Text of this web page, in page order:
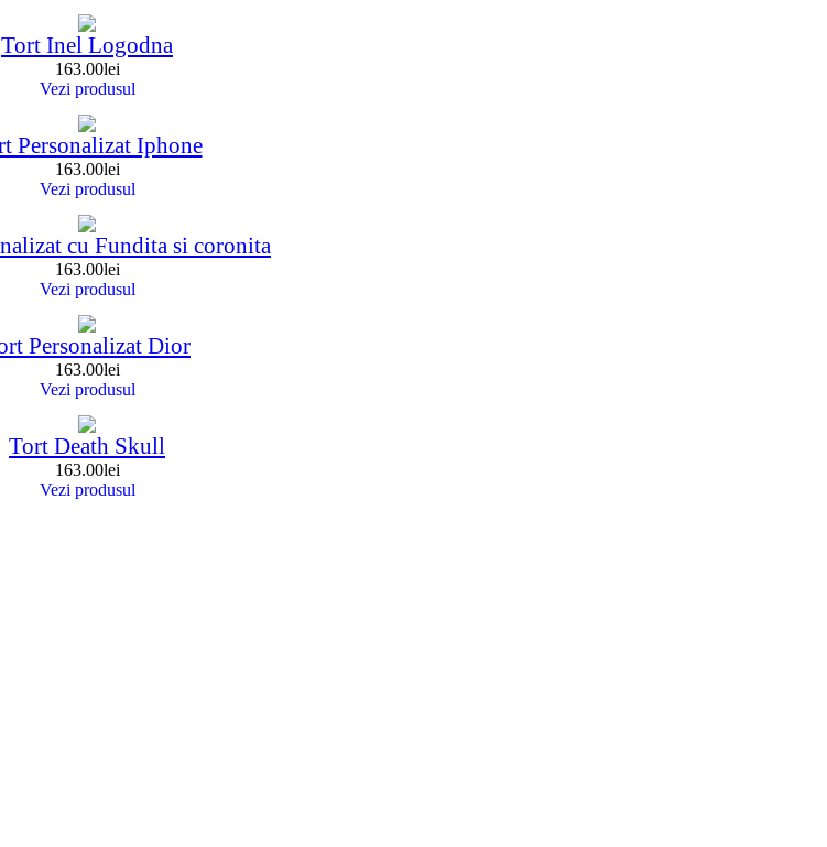
Tort Inel Logodna
163.00lei
Vezi produsul
Personalizat Iphone
163.00lei
Vezi produsul
cu Fundita si coronita
163.00lei
Vezi produsul
Personalizat Dior
163.00lei
Vezi produsul
Tort Death Skull
163.00lei
Vezi produsul